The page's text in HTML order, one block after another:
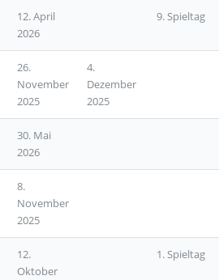
12. April
2026
9. Spieltag
26.
November
2025
4.
Dezember
2025
30. Mai
2026
8.
November
2025
12.
Oktober
1. Spieltag